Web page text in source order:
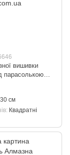
вишивки
парасолькою
(POSC015)
см
Квадратні